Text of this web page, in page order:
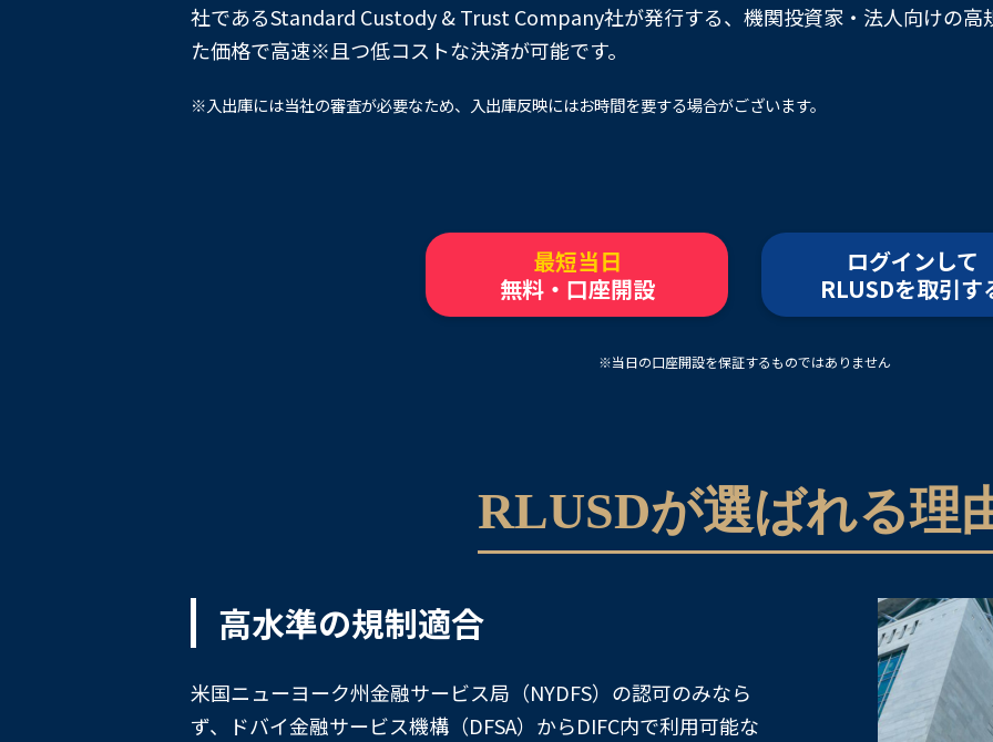
社であるStandard Custody & Trust Company社が発行する、機関投資家・法人向けの高
た価格で高速※且つ低コストな決済が可能です。
※入出庫には当社の審査が必要なため、入出庫反映にはお時間を要する場合がございます。
最短当日
無料・口座開設
ログインして
RLUSDを取引す
※当日の口座開設を保証するものではありません
RLUSDが選ばれる理
高水準の規制適合
米国ニューヨーク州金融サービス局（NYDFS）の認可のみなら
ず、ドバイ金融サービス機構（DFSA）からDIFC内で利用可能な